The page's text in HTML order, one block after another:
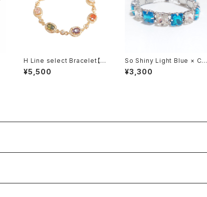
H Line select Bracelet【M
ulti color・Gold】
¥5,500
So Shiny Light Blue × Cle
ar Bracelet
¥3,300